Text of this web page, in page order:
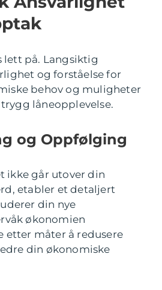
lett på. Langsiktig
og forståelse for
behov og muligheter
låneopplevelse.
og Oppfølging
ikke går utover din
etabler et detaljert
din nye
økonomien
etter måter å redusere
din økonomiske